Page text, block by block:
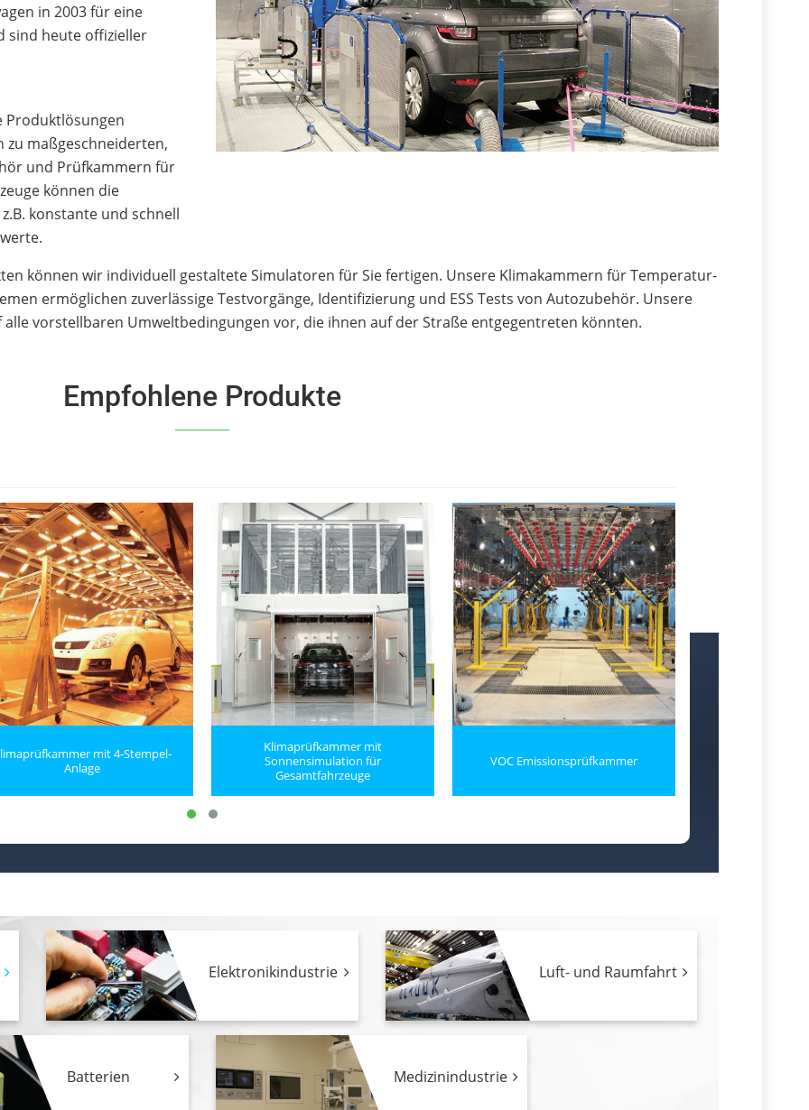
in 2003 für eine
sind heute offizieller
Produktlösungen
zu maßgeschneiderten,
und Prüfkammern für
können die
konstante und schnell
können wir individuell gestaltete Simulatoren für Sie fertigen. Unsere Klimakammern für Temperatur-
ermöglichen zuverlässige Testvorgänge, Identifizierung und ESS Tests von Autozubehör. Unsere
alle vorstellbaren Umweltbedingungen vor, die ihnen auf der Straße entgegentreten könnten.
Empfohlene Produkte
mit 4-Stempel-
Anlage
Klimaprüfkammer mit
Sonnensimulation für
Gesamtfahrzeuge
VOC Emissionsprüfkammer
›
Elektronikindustrie Luft- und Raumfahrt
Batterien Medizinindustrie